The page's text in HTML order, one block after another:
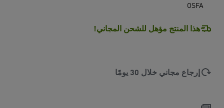
OSFA
هذا المنتج مؤهل للشحن المجاني!
إرجاع مجاني خلال 30 يومًا